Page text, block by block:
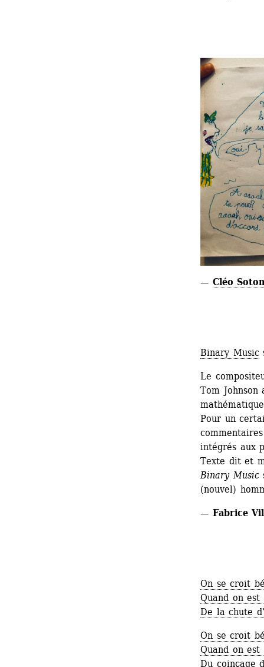
— Cléo
Binary Music
Le
Tom
Pour un
intégrés aux
Texte dit et
Binary Music
(nouvel)
— Fabrice
On se croit
Quand on est
De la chute
On se croit
Quand on est
Du coinçage